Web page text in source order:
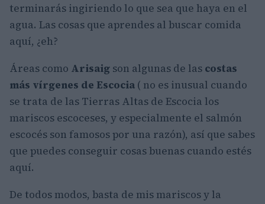
terminarás ingiriendo lo que sea que haya en el
agua. Las cosas que aprendes al buscar comida
aquí, ¿eh?
Áreas como Arisaig son algunas de las costas
más vírgenes de Escocia ( no es inusual cuando
se trata de las Tierras Altas de Escocia los
mariscos escoceses, y especialmente el salmón
escocés son famosos por una razón), así que sabes
que puedes conseguir cosas buenas cuando estés
aquí.
De todos modos, basta de mis mariscos y la